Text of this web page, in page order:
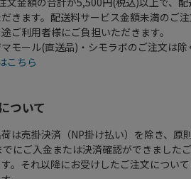
きます。配送料サービス金額未満のご
ご利用者様にご負担いただきます。
モール(直送品)・シモラボのご注文は除
こちら
ついて
は売掛決済（NP掛け払い）を除き、原
にご入金または決済確認ができました
。それ以降にお受けしたご注文につい